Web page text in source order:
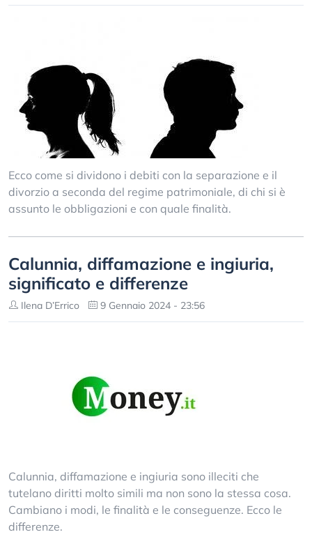
Ecco come si dividono i debiti con la separazione e il
divorzio a seconda del regime patrimoniale, di chi si è
assunto le obbligazioni e con quale finalità.
Calunnia, diffamazione e ingiuria,
significato e differenze
Ilena D’Errico 9 Gennaio 2024 - 23:56
Calunnia, diffamazione e ingiuria sono illeciti che
tutelano diritti molto simili ma non sono la stessa cosa.
Cambiano i modi, le finalità e le conseguenze. Ecco le
differenze.